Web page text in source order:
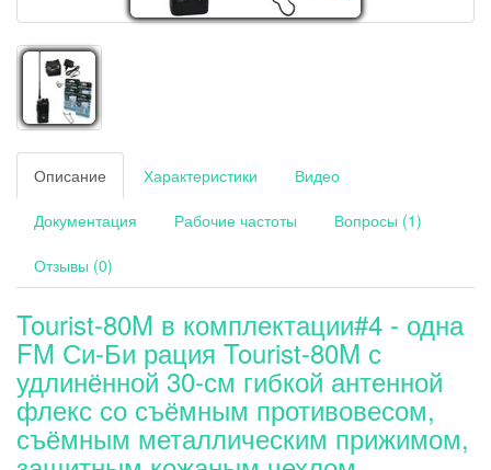
Описание Характеристики Видео
Документация Рабочие частоты Вопросы (1)
Отзывы (0)
Tourist-80M в комплектации#4 - одна
FM Си-Би рация Tourist-80M с
удлинённой 30-см гибкой антенной
флекс со съёмным противовесом,
съёмным металлическим прижимом,